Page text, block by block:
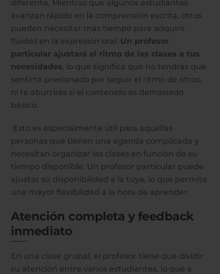
diferente. Mientras que algunos estudiantes
avanzan rápido en la comprensión escrita, otros
pueden necesitar más tiempo para adquirir
fluidez en la expresión oral. Un profesor
particular ajustará el ritmo de las clases a tus
necesidades, lo que significa que no tendrás que
sentirte presionado por seguir el ritmo de otros,
ni te aburrirás si el contenido es demasiado
básico.
Esto es especialmente útil para aquellas
personas que tienen una agenda complicada y
necesitan organizar las clases en función de su
tiempo disponible. Un profesor particular puede
ajustar su disponibilidad a la tuya, lo que permite
una mayor flexibilidad a la hora de aprender.
Atención completa y feedback
inmediato
En una clase grupal, el profesor tiene que dividir
su atención entre varios estudiantes, lo que a